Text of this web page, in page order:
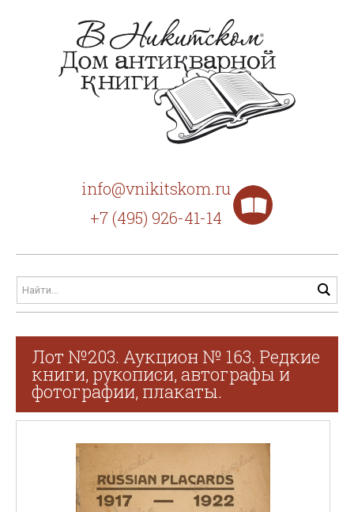
info@vnikitskom.ru
+7 (495) 926-41-14
Лот №203. Аукцион № 163. Редкие
книги, рукописи, автографы и
фотографии, плакаты.